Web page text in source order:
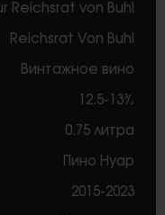
Reichsrat von Buhl
Reichsrat Von Buhl
Винтажное вино
12.5-13%
0.75 литра
Пино Нуар
2015-2023